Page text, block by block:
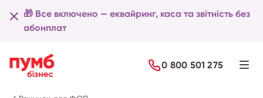
🎁 Все включено — еквайринг, каса та звітність без
абонплат
0 800 501 275